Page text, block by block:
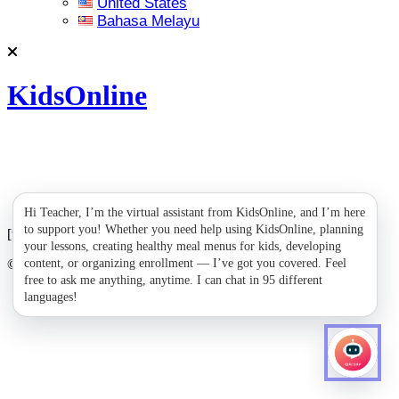
Bahasa Melayu
KidsOnline
[woocommerce_cart]
© All Copyright 2023 by Kidearn
Hi Teacher, I’m the virtual assistant from KidsOnline, and I’m here
to support you! Whether you need help using KidsOnline, planning
your lessons, creating healthy meal menus for kids, developing
content, or organizing enrollment — I’ve got you covered. Feel
free to ask me anything, anytime. I can chat in 95 different
languages!